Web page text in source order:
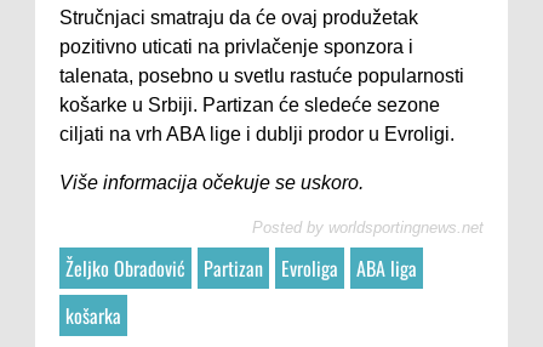
Stručnjaci smatraju da će ovaj produžetak
pozitivno uticati na privlačenje sponzora i
talenata, posebno u svetlu rastuće popularnosti
košarke u Srbiji. Partizan će sledeće sezone
ciljati na vrh ABA lige i dublji prodor u Evroligi.
Više informacija očekuje se uskoro.
Posted by worldsportingnews.net
Željko Obradović Partizan Evroliga
ABA liga
košarka